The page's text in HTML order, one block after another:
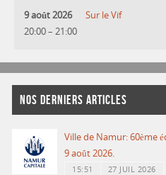
9 août 2026
20:00– 21:00
Sur le Vif
NOS DERNIERS ARTICLES
Ville de Namur: 60ème
9 août 2026.
15:51 27 JUIL 2026